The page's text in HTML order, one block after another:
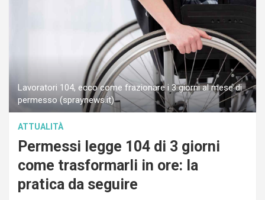
Lavoratori 104, ecco come frazionare i 3 giorni al mese di
permesso (spraynews.it)
ATTUALITÀ
Permessi legge 104 di 3 giorni
come trasformarli in ore: la
pratica da seguire